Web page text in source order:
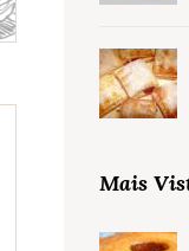
Mais